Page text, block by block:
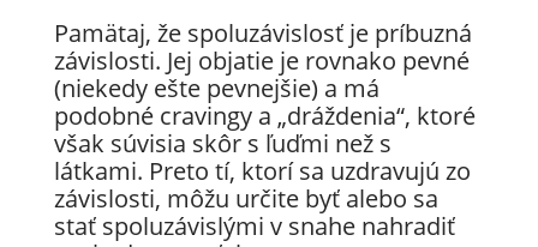
Pamätaj, že spoluzávislosť je príbuzná
závislosti. Jej objatie je rovnako pevné
(niekedy ešte pevnejšie) a má
podobné cravingy a „dráždenia“, ktoré
však súvisia skôr s ľuďmi než s
látkami. Preto tí, ktorí sa uzdravujú zo
závislosti, môžu určite byť alebo sa
stať spoluzávislými v snahe nahradiť